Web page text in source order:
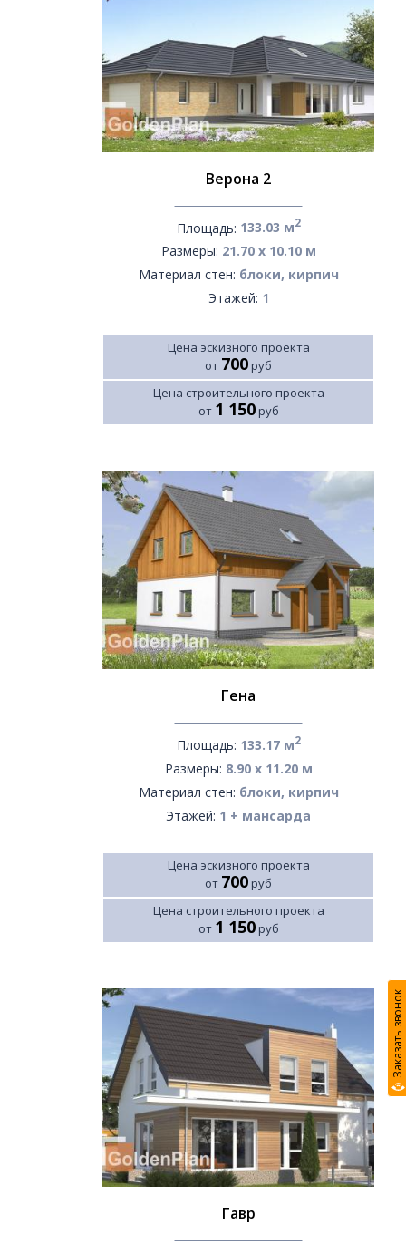
Верона 2
Площадь: 133.03 м2
Размеры: 21.70 х 10.10 м
Материал стен: блоки, кирпич
Этажей: 1
Цена эскизного проекта
от 700 руб
Цена строительного проекта
от 1 150руб
Гена
Площадь: 133.17 м2
Размеры: 8.90 х 11.20 м
Материал стен: блоки, кирпич
Этажей: 1 + мансарда
Цена эскизного проекта
от 700 руб
Цена строительного проекта
от 1 150руб
Гавр
Заказать звонок